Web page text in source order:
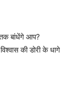
बांधेंगे आप?
की डोरी के धागे